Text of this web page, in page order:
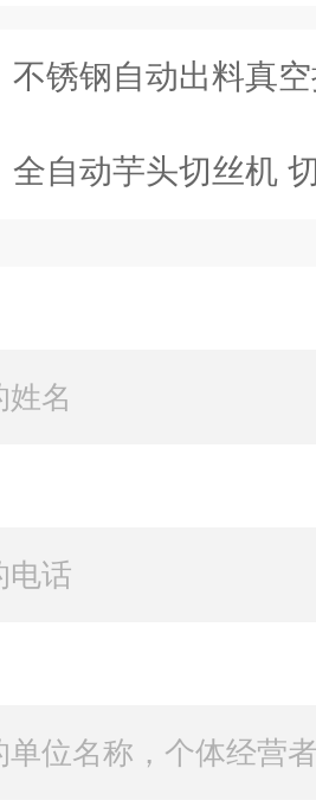
不锈钢自动出料真
全自动芋头切丝机